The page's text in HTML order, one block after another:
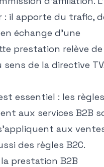
: il apporte du trafic,
échange d'une
prestation relève
sens de la directive
essentiel : les
aux services B2B
aux
des règles B2C.
prestation B2B